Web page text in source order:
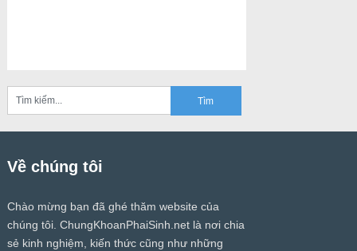
Về chúng tôi
Chào mừng bạn đã ghé thăm website của
chúng tôi. ChungKhoanPhaiSinh.netlà nơi chia
sẻ kinh nghiệm, kiến thức cũng như những